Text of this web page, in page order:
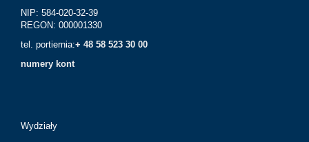
NIP: 584-020-32-39
REGON: 000001330
tel. portiernia:+ 48 58 523 30 00
numery kont
Wydziały